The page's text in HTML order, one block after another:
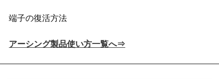
端子の復活方法
アーシング製品使い方一覧へ⇒